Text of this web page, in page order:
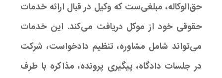
حق‌الوکاله، مبلغی‌ست که وکیل در قبال ارائه خدمات
حقوقی خود از موکل دریافت می‌کند. این خدمات
می‌تواند شامل مشاوره، تنظیم دادخواست، شرکت
در جلسات دادگاه، پیگیری پرونده، مذاکره با طرف